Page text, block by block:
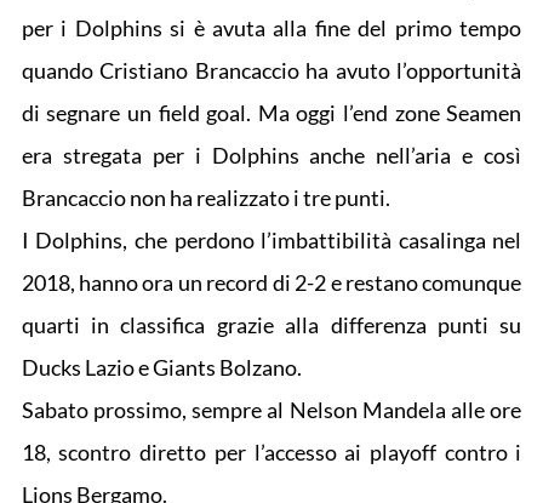
per i Dolphins si è avuta alla fine del primo tempo
quando Cristiano Brancaccio ha avuto l’opportunità
di segnare un field goal. Ma oggi l’end zone Seamen
era stregata per i Dolphins anche nell’aria e così
Brancaccio non ha realizzato i tre punti.
I Dolphins, che perdono l’imbattibilità casalinga nel
2018, hanno ora un record di 2-2 e restano comunque
quarti in classifica grazie alla differenza punti su
Ducks Lazio e Giants Bolzano.
Sabato prossimo, sempre al Nelson Mandela alle ore
18, scontro diretto per l’accesso ai playoff contro i
Lions Bergamo.